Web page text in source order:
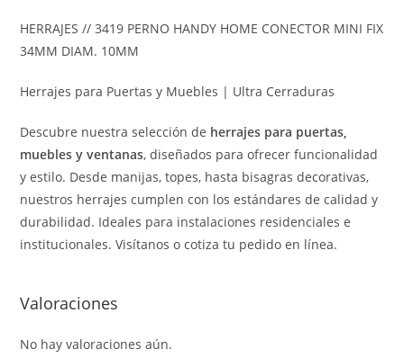
HERRAJES // 3419 PERNO HANDY HOME CONECTOR MINI FIX
34MM DIAM. 10MM
Herrajes para Puertas y Muebles | Ultra Cerraduras
Descubre nuestra selección de herrajes para puertas,
muebles y ventanas, diseñados para ofrecer funcionalidad
y estilo. Desde manijas, topes, hasta bisagras decorativas,
nuestros herrajes cumplen con los estándares de calidad y
durabilidad. Ideales para instalaciones residenciales e
institucionales. Visítanos o cotiza tu pedido en línea.
Valoraciones
No hay valoraciones aún.